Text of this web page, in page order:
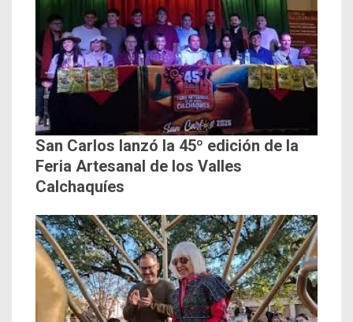
San Carlos lanzó la 45º edición de la
Feria Artesanal de los Valles
Calchaquíes